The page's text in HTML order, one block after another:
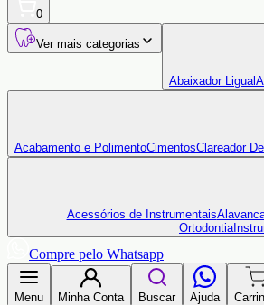
0
Ver mais categorias
Abaixador Ligual
Acabamento e PolimentoCimentosClareador
Acessórios de Instrumentais
Ortodontia
Compre pelo Whatsapp
Menu Minha Conta Buscar Ajuda